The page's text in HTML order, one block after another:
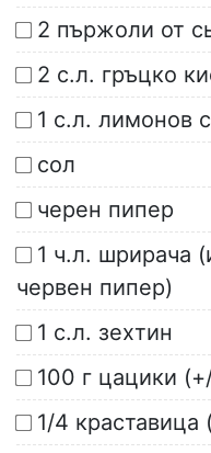
2 пържоли от
2 с.л. гръцко
1 с.л. лимонов
сол
черен пипер
1 ч.л. шрирача
червен пипер)
1 с.л. зехтин
100 г цацики
1/4